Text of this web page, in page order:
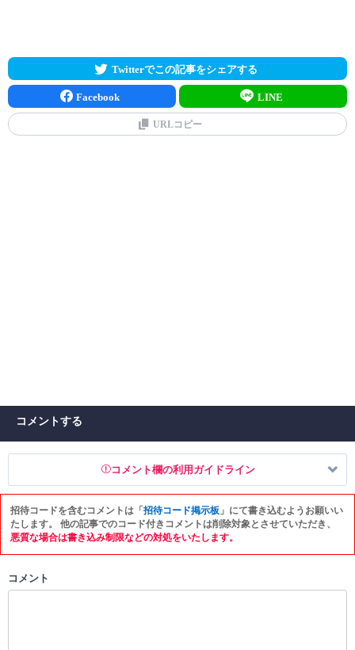
Twitterでこの記事をシェアする
Facebook LINE
URLコピー
コメントする
コメント欄の利用ガイドライン
以下の書き込みを禁止とし、場合によってはコメント削除や書き込み制
限を行う可能性がございます。 あらかじめご了承ください。
・スパムなど、記事内容と関係のない投稿
・誰かになりすます行為
招待コードを含むコメントは「招待コード掲示板 」にて書き込むようお願いい
たします。 他の記事でのコード付きコメントは削除対象とさせていただき、
悪質な場合は書き込み制限などの対処をいたします。
コメント